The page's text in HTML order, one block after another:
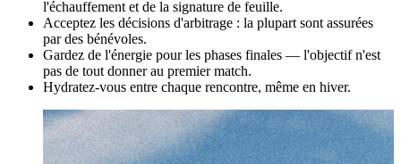
l'échauffement et de la signature de feuille.
Acceptez les décisions d'arbitrage : la plupart sont assurées
par des bénévoles.
Gardez de l'énergie pour les phases finales — l'objectif n'est
pas de tout donner au premier match.
Hydratez-vous entre chaque rencontre, même en hiver.